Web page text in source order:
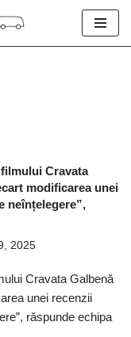
Cravata
modificarea unei
neînțelegere”,
2025
Cravata Galbenă
unei recenzii
răspunde echipa